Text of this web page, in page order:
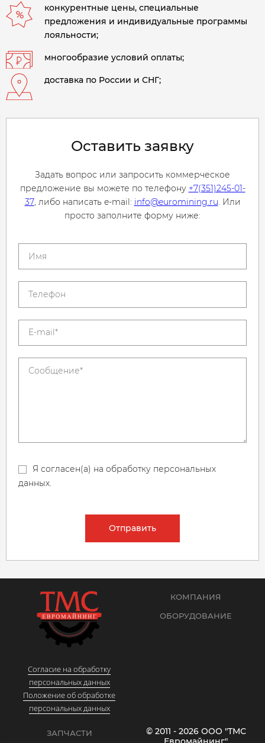
конкурентные цены, специальные
предложения и индивидуальные программы
лояльности;
многообразие условий оплаты;
доставка по России и СНГ;
Оставить заявку
Задать вопрос или запросить коммерческое
предложение вы можете по телефону +7(351)245-01-
37, либо написать e-mail: info@euromining.ru. Или
просто заполните форму ниже:
Я согласен(а) на обработку персональных
данных.
Отправить
Согласие на обработку
персональных данных
Положение об обработке
персональных данных
КОМПАНИЯ
ОБОРУДОВАНИЕ
ЗАПЧАСТИ
© 2011 - 2026 ООО "ТМС